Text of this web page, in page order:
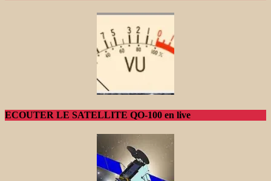
ECOUTER LE SATELLITE QO-100 en live